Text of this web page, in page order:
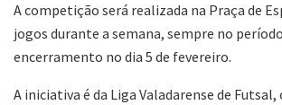
A competição será realizada na Praça de
jogos durante a semana, sempre no
encerramento no dia 5 de fevereiro.
A iniciativa é da Liga Valadarense de Futsal,